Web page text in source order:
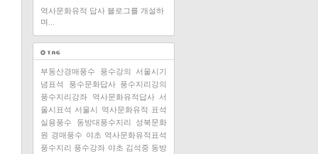
역사문화유적 답사 블로그를 개설하
며...
부동산경매풍수 풍수강의
서울시기
념표석
풍수문화답사
풍수지리강의
풍수지리강좌
역사문화유적답사
서
울시표석 서울시 역사문화유적 표석
실용풍수
동방대풍수지리
성북문화
원 경매풍수 야초 역사문화유적표석
풍수지리 풍수강좌 야초 김석중 동방